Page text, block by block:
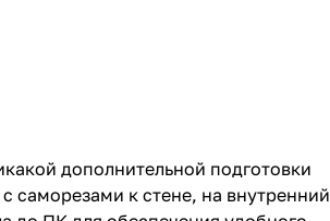
дополнительной подготовки
саморезами к стене, на внутренний